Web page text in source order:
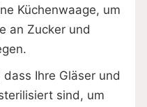
Küchenwaage, um
an Zucker und
Ihre Gläser und
sind, um